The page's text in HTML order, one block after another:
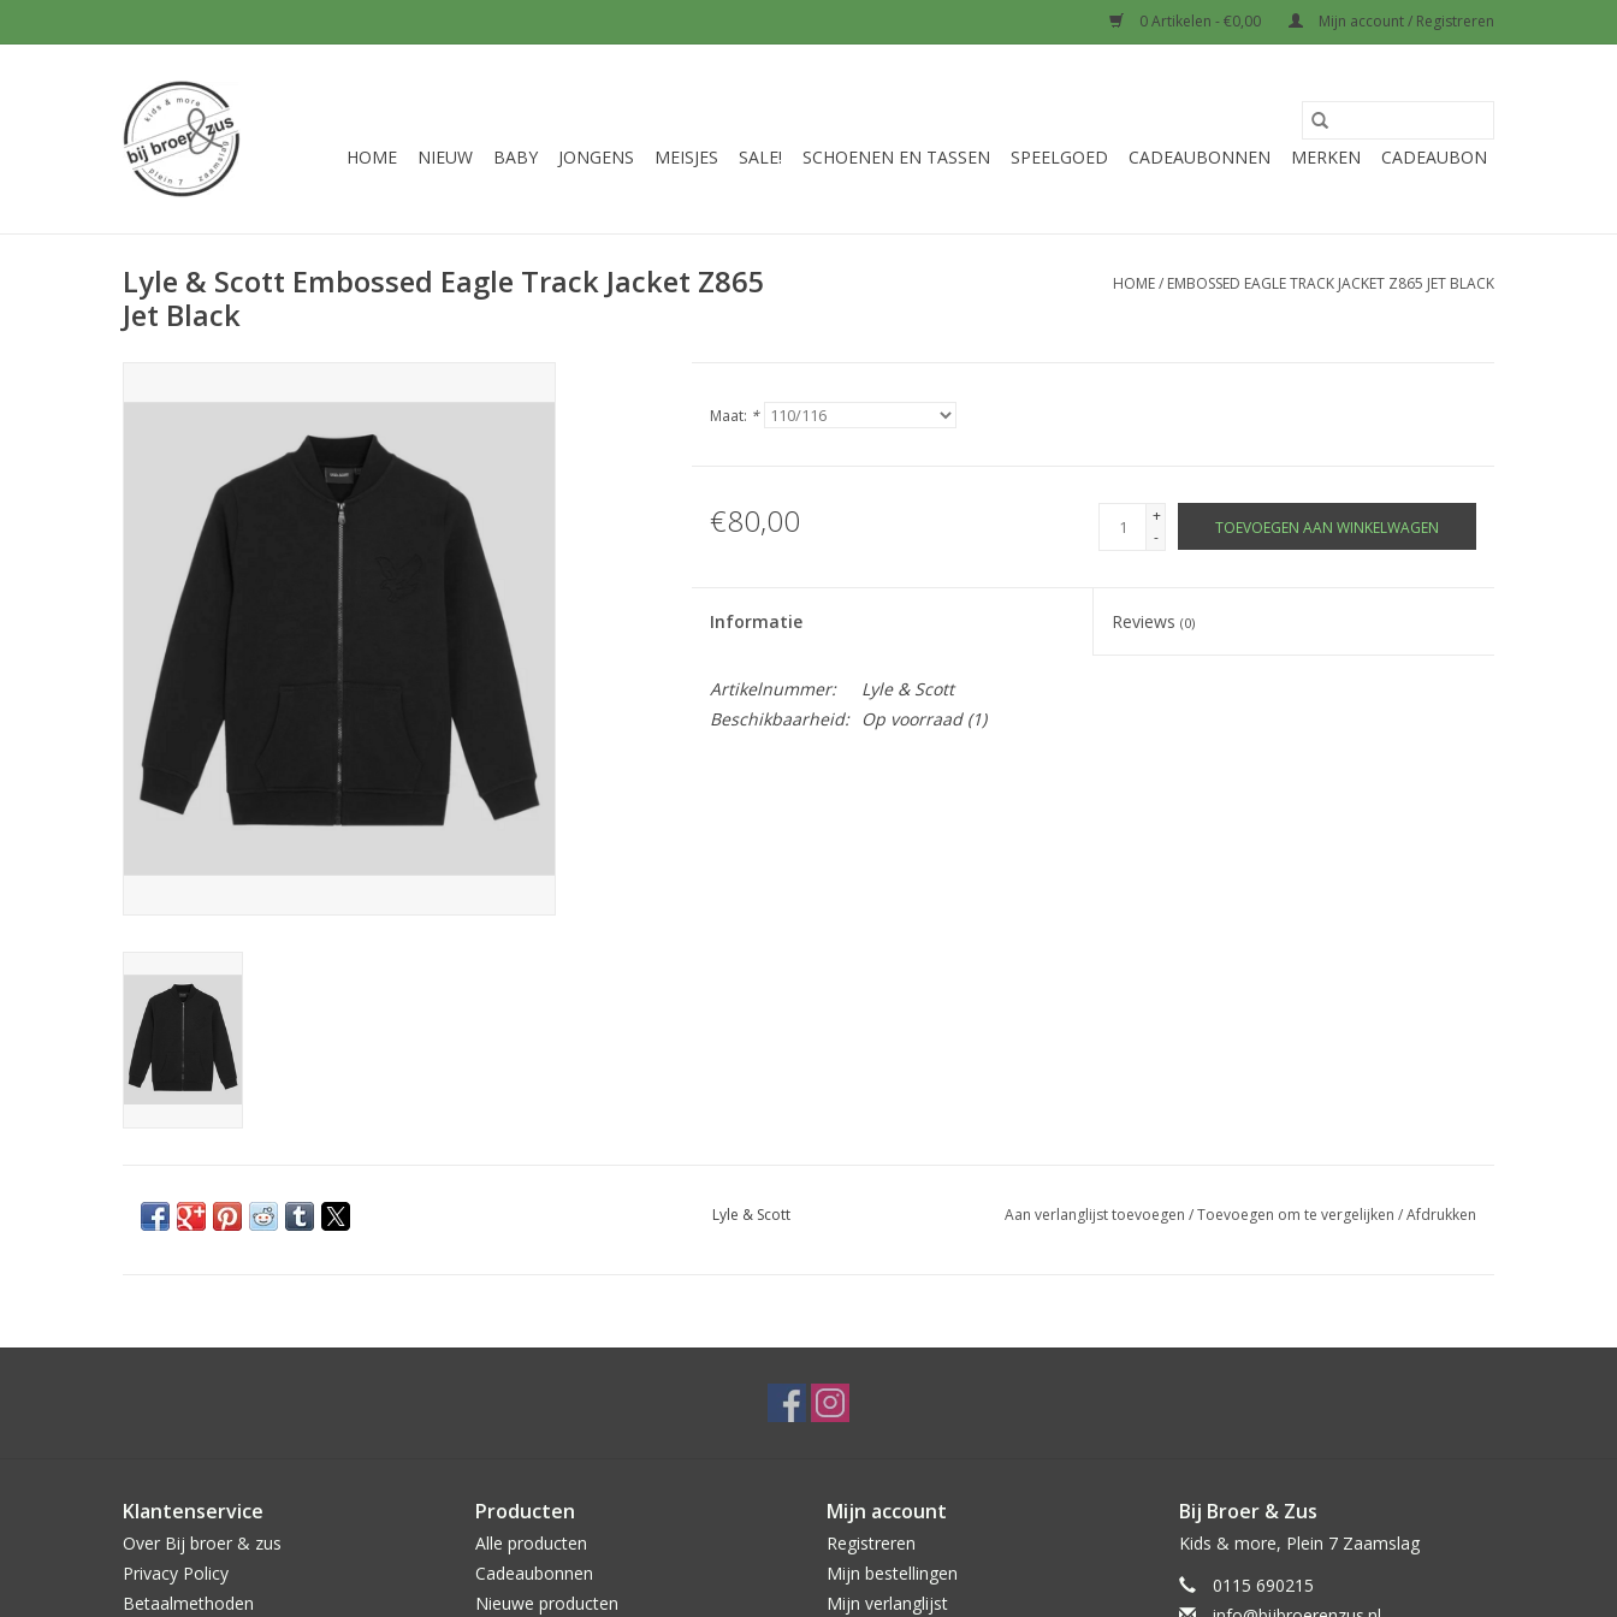
0 Artikelen - €0,00 Mijn account / Registreren
HOME NIEUW BABY JONGENS MEISJES SALE! SCHOENEN EN TASSEN SPEELGOED CADEAUBONNEN MERKEN CADEAUBON
Lyle & Scott Embossed Eagle Track Jacket Z865
Jet Black
HOME/ EMBOSSED EAGLE TRACK JACKET Z865 JET BLACK
Maat: *
€80,00
+
-
TOEVOEGEN AAN WINKELWAGEN
Informatie Reviews(0)
Artikelnummer:
Lyle & Scott
Beschikbaarheid:
Op voorraad(1)
Lyle & Scott Aan verlanglijst toevoegen /Toevoegen om te vergelijken /Afdrukken
Klantenservice
Over Bij broer & zus
Privacy Policy
Betaalmethoden
Producten
Alle producten
Cadeaubonnen
Nieuwe producten
Mijn account
Registreren
Mijn bestellingen
Mijn verlanglijst
Bij Broer & Zus
Kids & more, Plein 7 Zaamslag
0115 690215